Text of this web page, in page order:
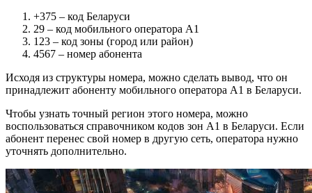
+375 – код Беларуси
29 – код мобильного оператора А1
123 – код зоны (город или район)
4567 – номер абонента
Исходя из структуры номера, можно сделать вывод, что он
принадлежит абоненту мобильного оператора А1 в Беларуси.
Чтобы узнать точный регион этого номера, можно
воспользоваться справочником кодов зон А1 в Беларуси. Если
абонент перенес свой номер в другую сеть, оператора нужно
уточнять дополнительно.